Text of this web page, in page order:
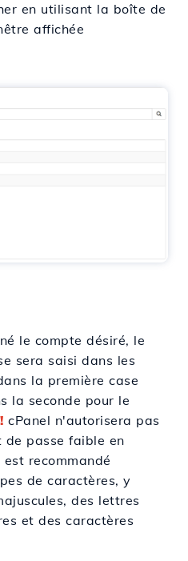
en utilisant la boîte de
affichée
le compte désiré, le
sera saisi dans les
la première case
la seconde pour le
cPanel n'autorisera pas
passe faible en
recommandé
de caractères, y
des lettres
et des caractères